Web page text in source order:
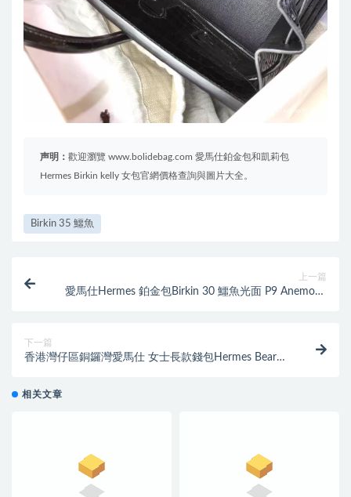
声明： 歡迎瀏覽 www.bolidebag.com 愛馬仕鉑金包和凱莉包
Hermes Birkin kelly 女包官網價格查詢與圖片大全。
Birkin 35 鱷魚
上一篇
愛馬仕Hermes 鉑金包Birkin 30 鱷魚光面 P9 Anemone
下一篇
香港灣仔區銅鑼灣愛馬仕 女士長款錢包Hermes Bearn
相关文章